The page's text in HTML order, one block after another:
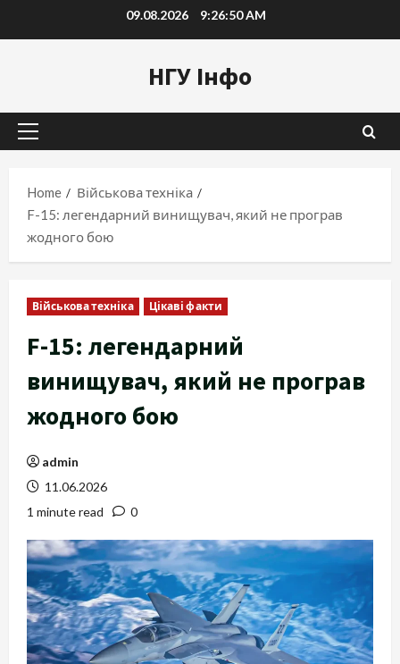
to
09.08.2026 9:26:51 AM
НГУ Інфо
Primary
Home
Військова техніка
F-15: легендарний винищувач, який не програв
жодного бою
Військова техніка Цікаві факти
F-15: легендарний
винищувач, який не програв
жодного бою
admin
11.06.2026
1 minute read
0